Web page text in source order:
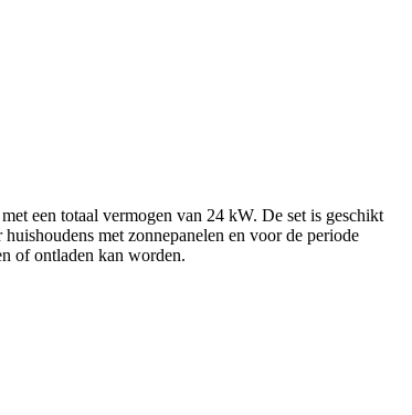
een totaal vermogen van 24 kW. De set is geschikt
met zonnepanelen en voor de periode
of ontladen kan worden.